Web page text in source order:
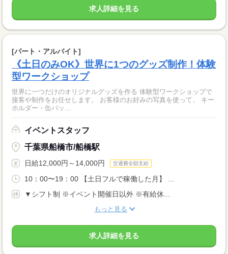
求人詳細を見る
[パート・アルバイト]
《土日のみOK》世界に1つのグッズ制作！体験
型ワークショップ
世界に一つだけのオリジナルグッズを作る 体験型ワークショップで
接客や制作をお任せします。 お客様のお好みの写真を使って、 キー
ホルダー・缶バッ...
イベントスタッフ
千葉県船橋市/船橋駅
日給12,000円～14,000円 交通費全額支給
10：00〜19：00 【土日フルで稼働した月】 ...
▼シフト制 ※イベント開催日以外 ※有給休...
もっと見る
求人詳細を見る